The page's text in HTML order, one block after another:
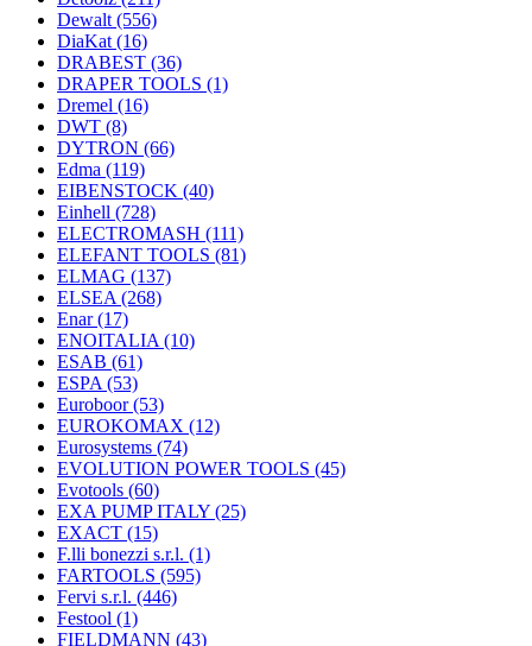
Dewalt (556)
DiaKat (16)
DRABEST (36)
DRAPER TOOLS (1)
Dremel (16)
DWT (8)
DYTRON (66)
Edma (119)
EIBENSTOCK (40)
Einhell (728)
ELECTROMASH (111)
ELEFANT TOOLS (81)
ELMAG (137)
ELSEA (268)
Enar(17)
ENOITALIA (10)
ESAB (61)
ESPA (53)
Euroboor(53)
EUROKOMAX (12)
Eurosystems (74)
EVOLUTION POWER TOOLS (45)
Evotools (60)
EXA PUMP ITALY (25)
EXACT (15)
F.lli bonezzi s.r.l. (1)
FARTOOLS (595)
Fervi s.r.l. (446)
Festool (1)
FIELDMANN (43)